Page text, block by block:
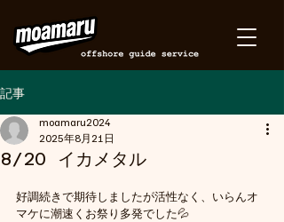
記事
8/20 イカメタル
moamaru2024
2025年8月21日
好調続きで期待しましたが活性なく、いらんオ
マケに潮速くお祭り多発でした💦